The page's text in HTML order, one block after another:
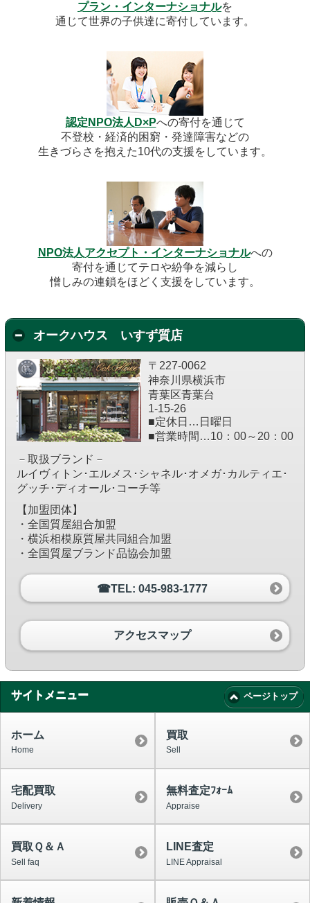
プラン・インターナショナルを
通じて世界の子供達に寄付しています。
認定NPO法人D×Pへの寄付を通じて
不登校・経済的困窮・発達障害などの
生きづらさを抱えた10代の支援をしています。
NPO法人アクセプト・インターナショナルへの
寄付を通じてテロや紛争を減らし
憎しみの連鎖をほどく支援をしています。
オークハウス いすず質店
〒227-0062
神奈川県横浜市
青葉区青葉台
1-15-26
■定休日…日曜日
■営業時間…10：00～20：00
－取扱ブランド－
ルイヴィトン･エルメス･シャネル･オメガ･カルティエ･
グッチ･ディオール･コーチ等
【加盟団体】
・全国質屋組合加盟
・横浜相模原質屋共同組合加盟
・全国質屋ブランド品協会加盟
☎TEL: 045-983-1777
アクセスマップ
サイトメニュー ページトップ
ホーム
Home
買取
Sell
宅配買取
Delivery
無料査定ﾌｫｰﾑ
Appraise
買取Ｑ＆Ａ
Sell faq
LINE査定
LINE Appraisal